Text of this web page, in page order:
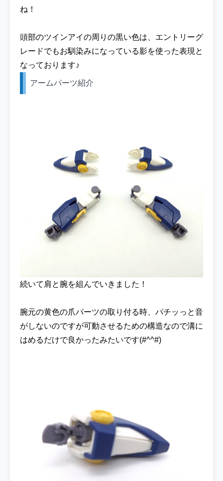
く予定です♪ まずは比較コーナーでも登場し
た、元キットの『ENTRY GRADE 1/144 ウイ
ングガンダム』と並べて撮影してみました！
ましたがGガン最終話からウイング第一話の
イパーモード』と並べて撮影してみました！
夢の競演ですね！！ウイングガンダムは大破
してしまったのですが、きっと少しの役には
たてたはず！？ ▼『HG 1/144 マンダラガン
ダム』を各ECサイトで探してみる ガンダム
EXをオリジナル塗装した『ガンダムEX ドラ
えもんカラー』と並べて撮影してみました！
ちなみ機体色の青は両方とも『UG19 RX-78
ブルー Ver.アニメカラー』で塗装しています
れませんね☆彡 ▼『HG 1/144 ガンダムEX
(復讐のレクイエム)』を各ECサイトで探して
ム』はいかがでしたか？カラーバリエーショ
ンが少ないウイングガンダムですが、ネタ枠
とはいえ元キットの出来の良さもあってカッ
ね！
頭部のツインアイの周りの黒い色は、エントリーグ
レードでもお馴染みになっている影を使った表現と
なっております♪
アームパーツ紹介
続いて肩と腕を組んでいきました！
腕元の黄色の爪パーツの取り付る時、パチッっと音
がしないのですが可動させるための構造なので溝に
はめるだけで良かったみたいです(#^^#)